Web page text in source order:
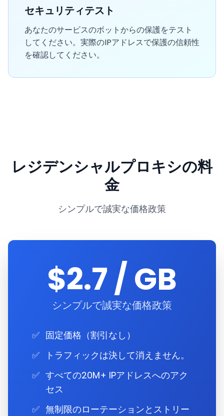
セキュリティテスト
あなたのサービスのボットからの保護をテスト
してください。実際のIPアドレスで保護の信頼性
を確認してください。
レジデンシャルプロキシの料
金
シンプルで誠実な価格政策
$2.7 / GB
シンプルで誠実な価格政策
✅ 固定価格（割引なし）
✅
トラフィックは決して消えません。
✅ すべての20M+ IPアドレスへのアク
セス
✅ 無制限のローテーションとストリー